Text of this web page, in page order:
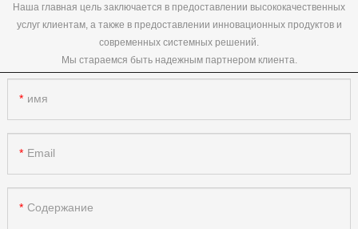
Наша главная цель заключается в предоставлении высококачественных
услуг клиентам, а также в предоставлении инновационных продуктов и
современных системных решений.
Мы стараемся быть надежным партнером клиента.
имя
Email
Содержание